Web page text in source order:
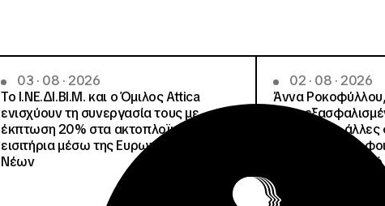
03 · 08 · 2026
Το Ι.ΝΕ.ΔΙ.ΒΙ.Μ. και o Όμιλος Attica
ενισχύουν τη συνεργασία τους με
έκπτωση 20% στα ακτοπλοϊκά
εισιτήρια μέσω της Ευρωπαϊκής Κάρτας
Νέων
02 · 08 · 2026
Άννα
Είναι
στέγαση σε άλλες
για όλους τους
μετακινηθούν
Φοιτητική Εστία
4 ψέματα για την